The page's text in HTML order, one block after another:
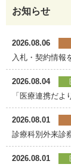
2025.04.01
2025.01.06
2024.07.01
新任部長のご紹介
2024.04.01
新任部長のご紹
2024.04.01
お知らせ
2026.08.06
入札・契約情報
2026.08.04
「医療連携だ
2026.08.01
診療科別外来診
2026.08.01